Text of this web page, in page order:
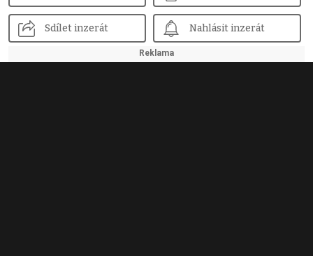
Sdílet inzerát Nahlásit inzerát